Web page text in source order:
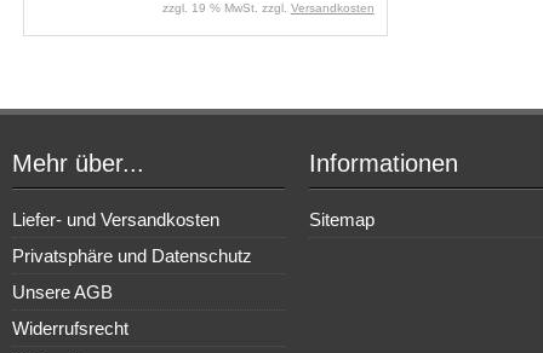
zzgl. 19 % MwSt. zzgl. Versandkosten
Mehr über...
Liefer- und Versandkosten
Privatsphäre und Datenschutz
Unsere AGB
Widerrufsrecht
Informationen
Sitemap